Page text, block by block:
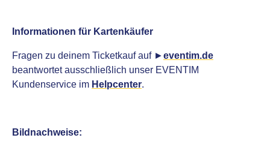
Informationen für Kartenkäufer
Fragen zu deinem Ticketkauf auf ►eventim.de
beantwortet ausschließlich unser EVENTIM
Kundenservice im Helpcenter.
Bildnachweise: